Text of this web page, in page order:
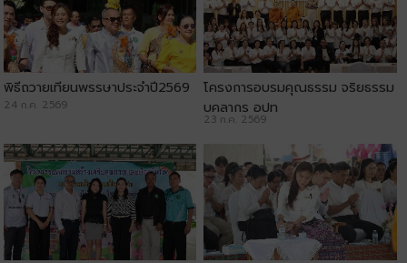
พิธีถวายเทียนพรรษาประจำปี2569
24 ก.ค. 2569
โครงการอบรมคุณธรรม จริยธรรม
บุคลากร อปท
23 ก.ค. 2569